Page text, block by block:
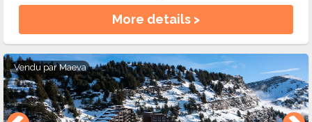
More details >
Vendu parMaeva